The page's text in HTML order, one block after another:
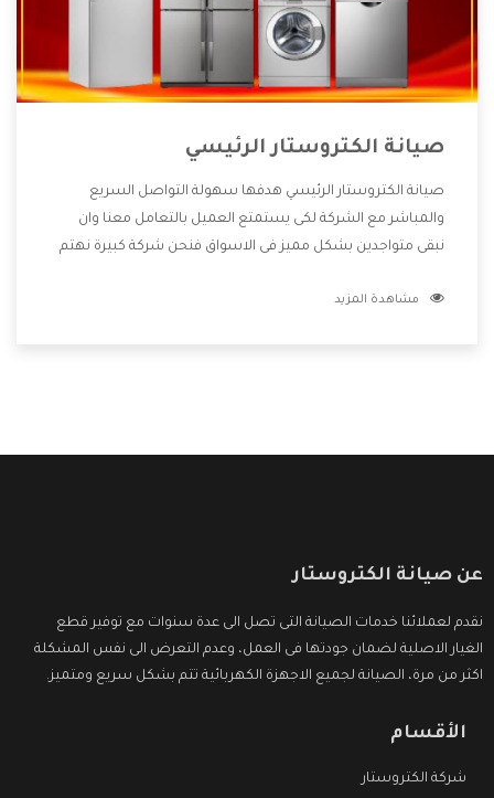
صيانة الكتروستار الرئيسي
صيانة الكتروستار الرئيسي هدفها سهولة التواصل السريع
والمباشر مع الشركة لكى يستمتع العميل بالتعامل معنا وان
نبقى متواجدين بشكل مميز فى الاسواق فنحن شركة كبيرة نهتم
الشركة بها والتى تكون منها خدمة الصيانة التى تكون من أهم
مشاهدة المزيد
عن صيانة الكتروستار
نقدم لعملائنا خدمات الصيانة التى تصل الى عدة سنوات مع توفير قطع
الغيار الاصلية لضمان جودتها فى العمل، وعدم التعرض الى نفس المشكلة
اكثر من مرة، الصيانة لجميع الاجهزة الكهربائية تتم بشكل سريع ومتميز.
الأقسام
شركة الكتروستار